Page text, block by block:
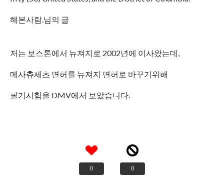
해본사람.님의 글
저는 보스톤에서 뉴져지로 2002년에 이사왔는데,
메사츄세츠 면허를 뉴져지 면허로 바꾸기위해
필기시험을 DMV에서 보았습니다.
0 0